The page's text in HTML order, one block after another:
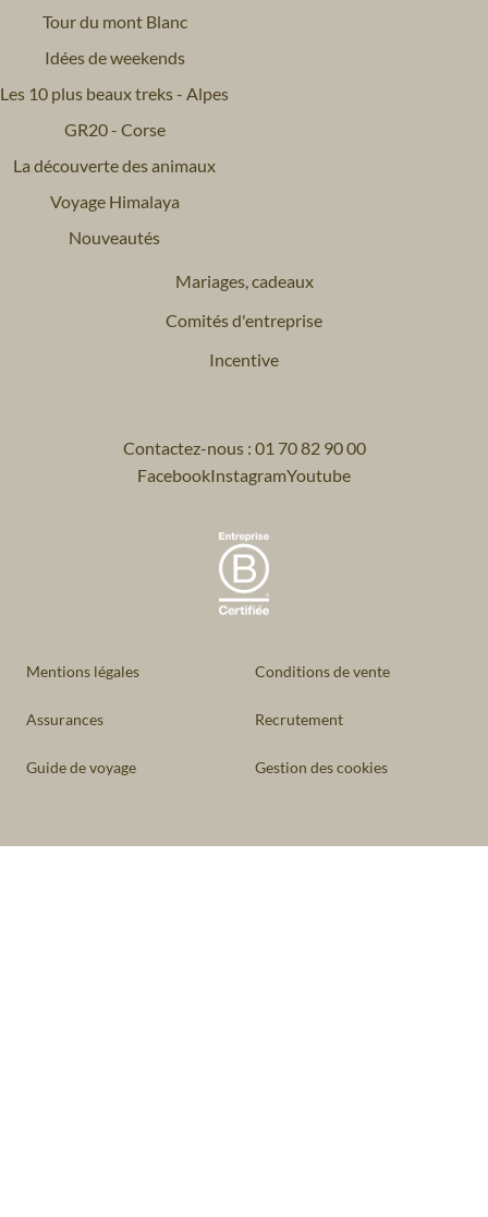
Tour du mont Blanc
Idées de weekends
Les 10 plus beaux treks - Alpes
GR20 - Corse
La découverte des animaux
Voyage Himalaya
Nouveautés
Mariages, cadeaux
Comités d'entreprise
Incentive
Contactez-nous : 01 70 82 90 00
FacebookInstagramYoutube
Mentions légales Conditions de vente
Assurances Recrutement
Guide de voyage Gestion des cookies